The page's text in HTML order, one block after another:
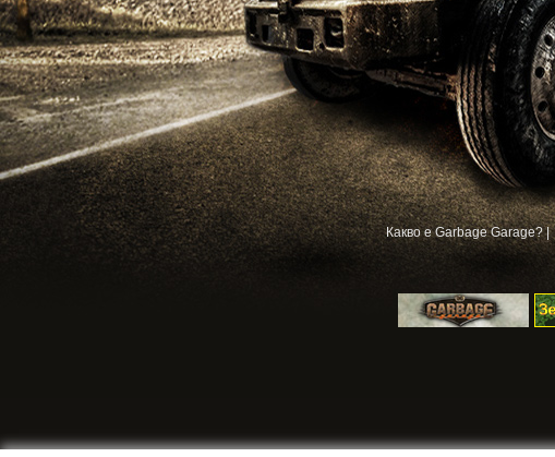
Какво е Garbage Garage? |